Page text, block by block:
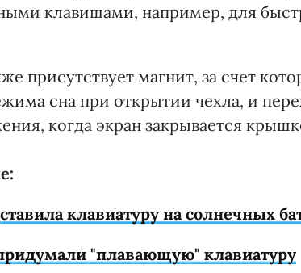
клавишами, например, для
присутствует магнит, за счет
сна при открытии чехла, и
когда экран закрывается
клавиатуру на солнечных
"плавающую" клавиатуру